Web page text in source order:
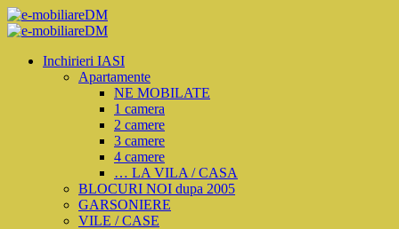
Inchirieri IASI
Apartamente
NE MOBILATE
1 camera
2 camere
3 camere
4 camere
… LA VILA / CASA
BLOCURI NOI dupa 2005
GARSONIERE
VILE / CASE